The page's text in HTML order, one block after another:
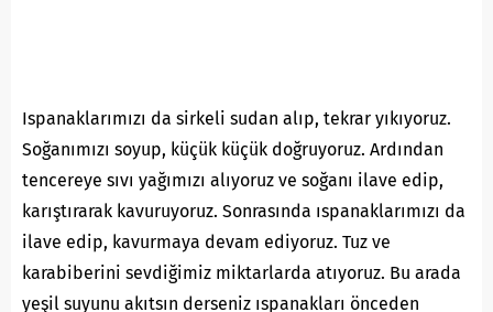
Ispanaklarımızı da sirkeli sudan alıp, tekrar yıkıyoruz.
Soğanımızı soyup, küçük küçük doğruyoruz. Ardından
tencereye sıvı yağımızı alıyoruz ve soğanı ilave edip,
karıştırarak kavuruyoruz. Sonrasında ıspanaklarımızı da
ilave edip, kavurmaya devam ediyoruz. Tuz ve
karabiberini sevdiğimiz miktarlarda atıyoruz. Bu arada
yeşil suyunu akıtsın derseniz ıspanakları önceden